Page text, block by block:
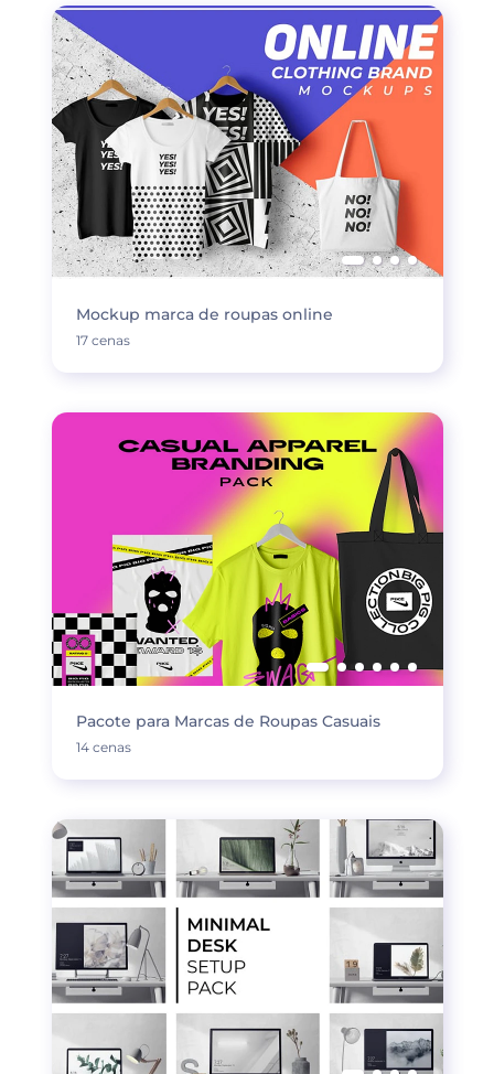
Mockup marca de roupas online
17 cenas
Pacote para Marcas de Roupas Casuais
14 cenas